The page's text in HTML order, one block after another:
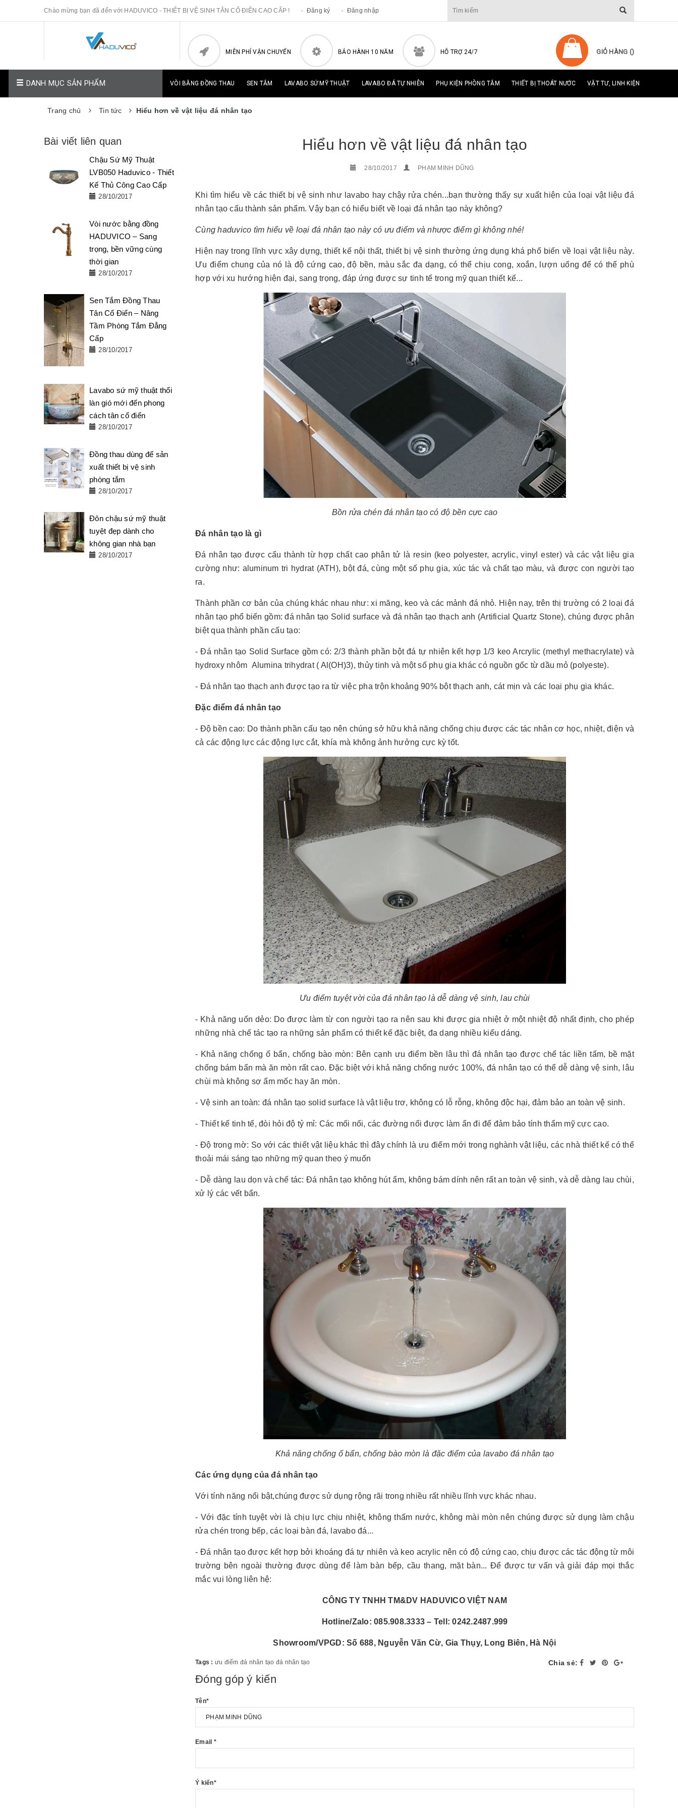
Chào mừng bạn đã đến với HADUVICO - THIẾT BỊ VỆ SINH TÂN CỔ ĐIỂN CAO CẤP ! Đăng ký Đăng nhập
MIỄN PHÍ VẬN CHUYỂN BẢO HÀNH 10 NĂM HỖ TRỢ 24/7 GIỎ HÀNG ()
DANH MỤC SẢN PHẨM VÒI BẰNG ĐỒNG THAU SEN TẮM LAVABO SỨ MỸ THUẬT LAVABO ĐÁ TỰ NHIÊN PHỤ KIỆN PHÒNG TẮM THIẾT BỊ THOÁT NƯỚC VẬT TƯ, LINH KIỆN
Trang chủ Tin tức Hiểu hơn về vật liệu đá nhân tạo
Hiểu hơn về vật liệu đá nhân tạo
28/10/2017 PHẠM MINH DŨNG
Khi tìm hiểu về các thiết bị vệ sinh như lavabo hay chậy rửa chén...bạn thường thấy sự xuất hiện của loại vật liệu đá
nhân tạo cấu thành sản phẩm. Vậy bạn có hiểu biết về loại đá nhân tạo này không?
Cùng haduvico tìm hiểu về loại đá nhân tạo này có ưu điểm và nhược điểm gì không nhé!
Hiện nay trong lĩnh vực xây dựng, thiết kế nội thất, thiết bị vệ sinh thường ứng dụng khá phổ biến về loại vật liệu này.
Ưu điểm chung của nó là độ cứng cao, độ bền, màu sắc đa dạng, có thể chịu cong, xoắn, lượn uống để có thể phù
hợp với xu hướng hiện đại, sang trọng, đáp ứng được sự tinh tế trong mỹ quan thiết kế...
Bồn rửa chén đá nhân tạo có độ bền cực cao
Đá nhân tạo là gì
Đá nhân tạo được cấu thành từ hợp chất cao phân tử là resin (keo polyester, acrylic, vinyl ester) và các vật liệu gia
cường như: aluminum tri hydrat (ATH), bột đá, cùng một số phụ gia, xúc tác và chất tạo màu, và được con người tạo
ra.
Thành phần cơ bản của chúng khác nhau như: xi măng, keo và các mảnh đá nhỏ. Hiện nay, trên thị trường có 2 loại đá
nhân tạo phổ biến gồm: đá nhân tạo Solid surface và đá nhân tạo thạch anh (Artificial Quartz Stone), chúng được phân
biệt qua thành phần cấu tạo:
- Đá nhân tạo Solid Surface gồm có: 2/3 thành phần bột đá tự nhiên kết hợp 1/3 keo Arcrylic (methyl methacrylate) và
hydroxy nhôm Alumina trihydrat ( Al(OH)3), thủy tinh và một số phụ gia khác có nguồn gốc từ dầu mỏ (polyeste).
- Đá nhân tạo thạch anh được tạo ra từ việc pha trộn khoảng 90% bột thạch anh, cát mịn và các loại phụ gia khác.
Đặc điểm đá nhân tạo
- Độ bền cao: Do thành phần cấu tạo nên chúng sở hữu khả năng chống chịu được các tác nhân cơ học, nhiệt, điện và
cả các động lực các động lực cắt, khía mà không ảnh hưởng cực kỳ tốt.
Ưu điểm tuyệt vời của đá nhân tạo là dễ dàng vệ sinh, lau chùi
- Khả năng uốn dẻo: Do được làm từ con người tạo ra nên sau khi được gia nhiệt ở một nhiệt độ nhất định, cho phép
những nhà chế tác tạo ra những sản phẩm có thiết kế đặc biệt, đa dạng nhiều kiểu dáng.
- Khả năng chống ố bẩn, chống bào mòn: Bên cạnh ưu điểm bền lâu thì đá nhân tạo được chế tác liền tấm, bề mặt
chống bám bẩn mà ăn mòn rất cao. Đặc biệt với khả năng chống nước 100%, đá nhân tạo có thể dễ dàng vệ sinh, lâu
chùi mà không sợ ẩm mốc hay ăn mòn.
- Vệ sinh an toàn: đá nhân tạo solid surface là vật liệu trơ, không có lỗ rỗng, không độc hại, đảm bảo an toàn vệ sinh.
- Thiết kế tinh tế, đòi hỏi độ tỷ mỉ: Các mối nối, các đường nối được làm ẩn đi để đảm bảo tính thẩm mỹ cực cao.
- Độ trong mờ: So với các thiết vật liệu khác thì đây chính là ưu điểm mới trong nghành vật liệu, các nhà thiết kế có thể
thoải mái sáng tạo những mỹ quan theo ý muốn
- Dễ dàng lau dọn và chế tác: Đá nhân tạo không hút ẩm, không bám dính nên rất an toàn vệ sinh, và dễ dàng lau chùi,
xử lý các vết bẩn.
Khả năng chống ố bẩn, chống bào mòn là đặc điểm của lavabo đá nhân tạo
Các ứng dụng của đá nhân tạo
Với tính năng nổi bật,chúng được sử dụng rộng rãi trong nhiều rất nhiều lĩnh vực khác nhau.
- Với đặc tính tuyệt vời là chịu lực chịu nhiệt, không thấm nước, không mài mòn nên chúng được sử dụng làm chậu
rửa chén trong bếp, các loại bàn đá, lavabo đá...
- Đá nhân tạo được kết hợp bởi khoáng đá tự nhiên và keo acrylic nên có độ cứng cao, chịu được các tác động từ môi
trường bên ngoài thường được dùng để làm bàn bếp, cầu thang, mặt bàn... Để được tư vấn và giải đáp mọi thắc
mắc vui lòng liên hệ:
CÔNG TY TNHH TM&DV HADUVICO VIỆT NAM
Hotline/Zalo: 085.908.3333 – Tell: 0242.2487.999
Showroom/VPGD: Số 688, Nguyễn Văn Cừ, Gia Thụy, Long Biên, Hà Nội
Tags : ưu điểm đá nhân tạo đá nhân tạo Chia sẻ:
Đóng góp ý kiến
Tên*
Email *
Ý kiến*
Bài viết liên quan
Chậu Sứ Mỹ Thuật
LVB050 Haduvico - Thiết
Kế Thủ Công Cao Cấp
28/10/2017
Vòi nước bằng đồng
HADUVICO – Sang
trọng, bền vững cùng
thời gian
28/10/2017
Sen Tắm Đồng Thau
Tân Cổ Điển – Nâng
Tầm Phòng Tắm Đẳng
Cấp
28/10/2017
Lavabo sứ mỹ thuật thổi
làn gió mới đến phong
cách tân cổ điển
28/10/2017
Đồng thau dùng để sản
xuất thiết bị vệ sinh
phòng tắm
28/10/2017
Đôn chậu sứ mỹ thuật
tuyệt đẹp dành cho
không gian nhà bạn
28/10/2017